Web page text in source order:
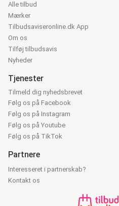
Alle tilbud
Mærker
Tilbudsaviseronline.dk App
Om os
Tilføj tilbudsavis
Nyheder
Tjenester
Tilmeld dig nyhedsbrevet
Følg os på Facebook
Følg os på Instagram
Følg os på Youtube
Følg os på TikTok
Partnere
Interesseret i partnerskab?
Kontakt os